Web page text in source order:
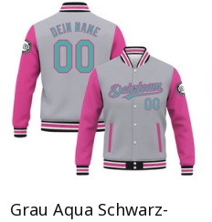
Grau Aqua Schwarz-